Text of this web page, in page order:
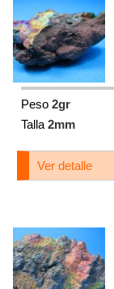
Peso 2gr
Talla 2mm
Ver detalle